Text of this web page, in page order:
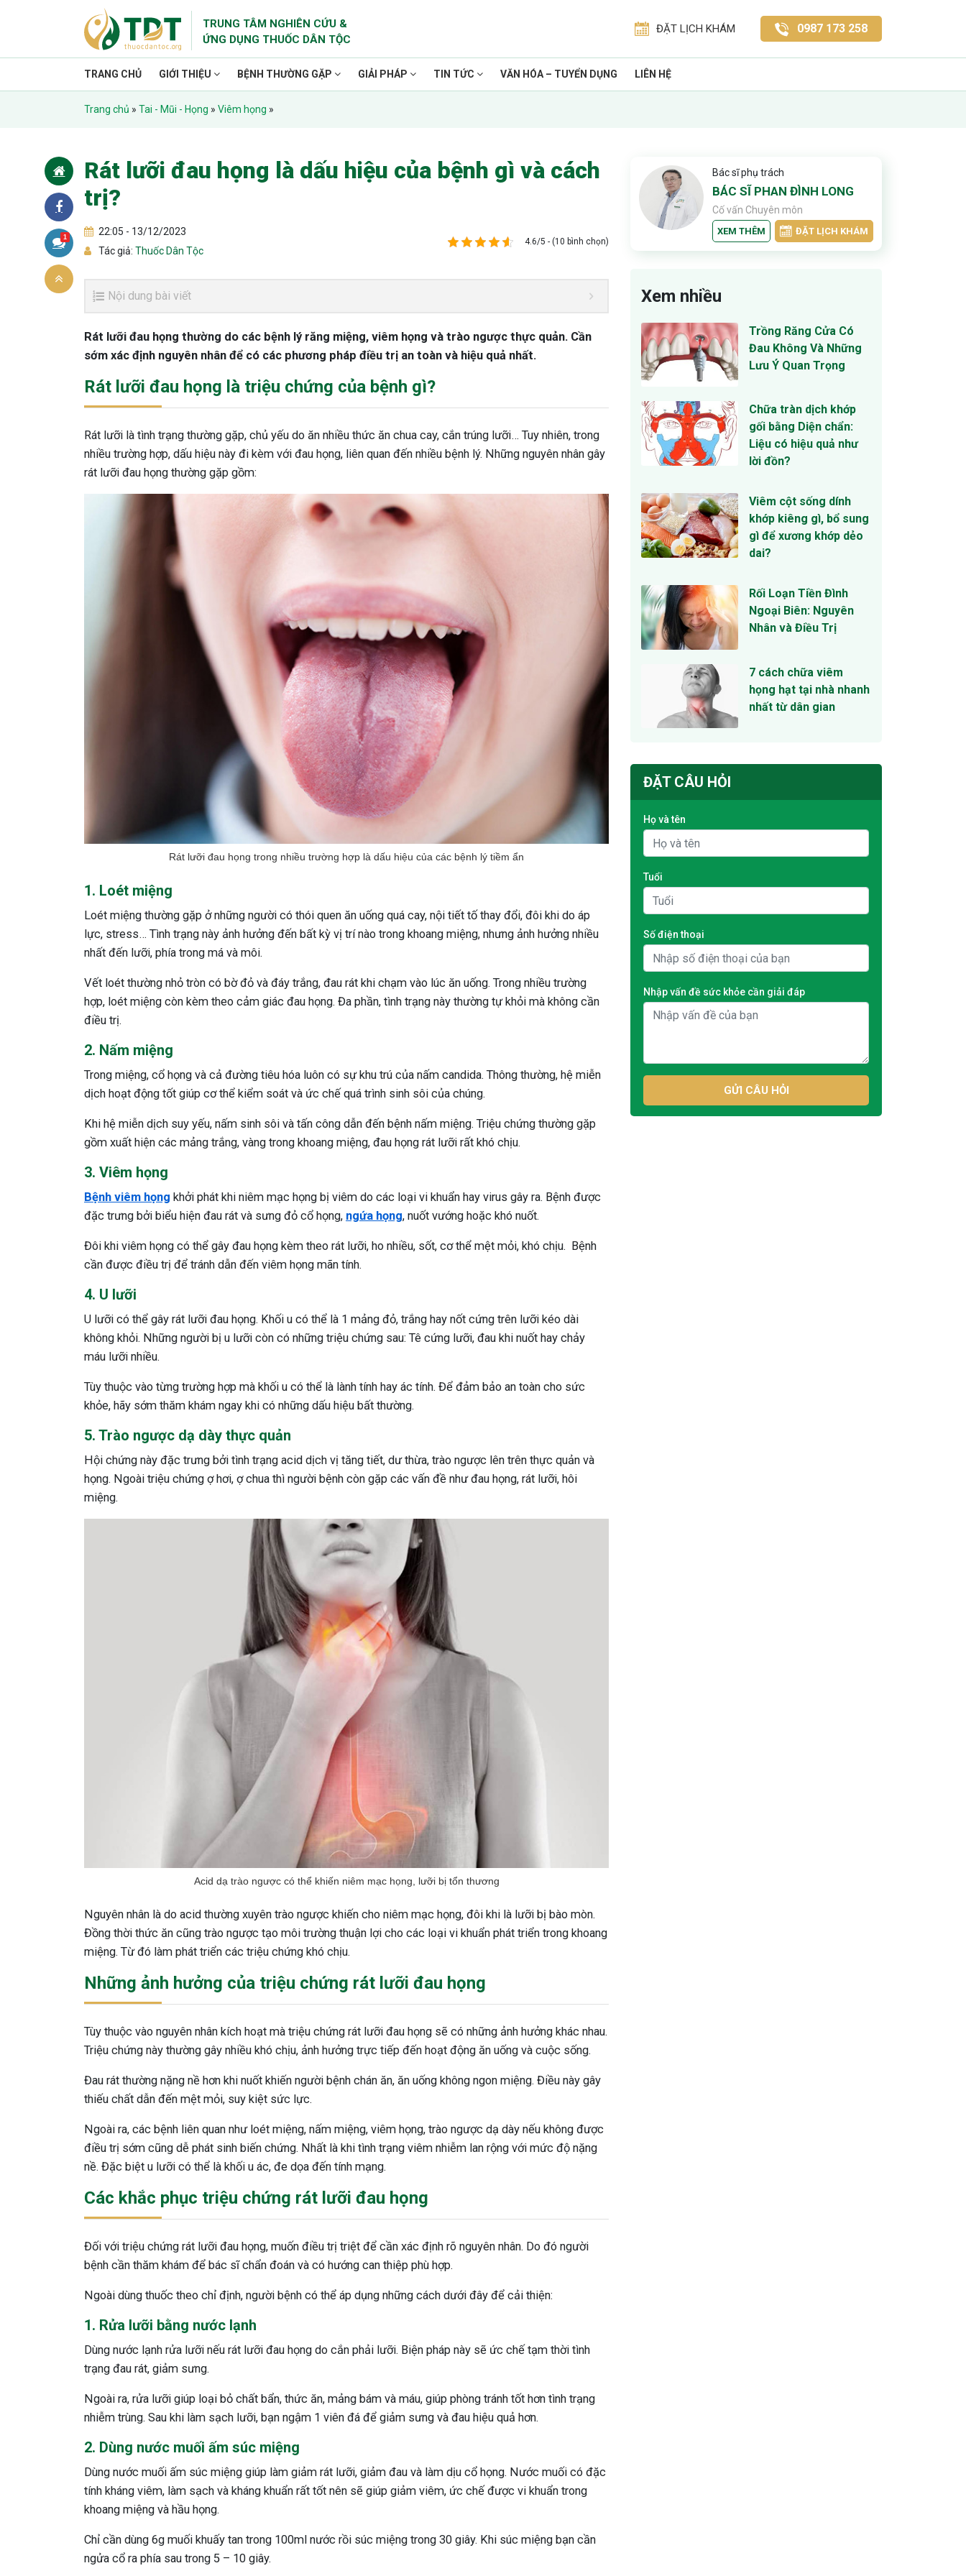
TRUNG TÂM NGHIÊN CỨU &
ỨNG DỤNG THUỐC DÂN TỘC
ĐẶT LỊCH KHÁM 0987 173 258
TRANG CHỦ GIỚI THIỆU BỆNH THƯỜNG GẶP GIẢI PHÁP TIN TỨC VĂN HÓA – TUYỂN DỤNG LIÊN HỆ
Trang chủ » Tai - Mũi - Họng » Viêm họng »
Rát lưỡi đau họng là dấu hiệu của bệnh gì và cách
trị?
22:05 - 13/12/2023
Tác giả: Thuốc Dân Tộc
4.6/5 - (10 bình chọn)
1
Nội dung bài viết
Rát lưỡi đau họng thường do các bệnh lý răng miệng, viêm họng và trào ngược thực quản. Cần
sớm xác định nguyên nhân để có các phương pháp điều trị an toàn và hiệu quả nhất.
Rát lưỡi đau họng là triệu chứng của bệnh gì?
Rát lưỡi là tình trạng thường gặp, chủ yếu do ăn nhiều thức ăn chua cay, cắn trúng lưỡi… Tuy nhiên, trong
nhiều trường hợp, dấu hiệu này đi kèm với đau họng, liên quan đến nhiều bệnh lý. Những nguyên nhân gây
rát lưỡi đau họng thường gặp gồm:
Rát lưỡi đau họng trong nhiều trường hợp là dấu hiệu của các bệnh lý tiềm ẩn
1. Loét miệng
Loét miệng thường gặp ở những người có thói quen ăn uống quá cay, nội tiết tố thay đổi, đôi khi do áp
lực, stress… Tình trạng này ảnh hưởng đến bất kỳ vị trí nào trong khoang miệng, nhưng ảnh hưởng nhiều
nhất đến lưỡi, phía trong má và môi.
Vết loét thường nhỏ tròn có bờ đỏ và đáy trắng, đau rát khi chạm vào lúc ăn uống. Trong nhiều trường
hợp, loét miệng còn kèm theo cảm giác đau họng. Đa phần, tình trạng này thường tự khỏi mà không cần
điều trị.
2. Nấm miệng
Trong miệng, cổ họng và cả đường tiêu hóa luôn có sự khu trú của nấm candida. Thông thường, hệ miễn
dịch hoạt động tốt giúp cơ thể kiểm soát và ức chế quá trình sinh sôi của chúng.
Khi hệ miễn dịch suy yếu, nấm sinh sôi và tấn công dẫn đến bệnh nấm miệng. Triệu chứng thường gặp
gồm xuất hiện các mảng trắng, vàng trong khoang miệng, đau họng rát lưỡi rất khó chịu.
3. Viêm họng
Bệnh viêm họng khởi phát khi niêm mạc họng bị viêm do các loại vi khuẩn hay virus gây ra. Bệnh được
đặc trưng bởi biểu hiện đau rát và sưng đỏ cổ họng, ngứa họng, nuốt vướng hoặc khó nuốt.
Đôi khi viêm họng có thể gây đau họng kèm theo rát lưỡi, ho nhiều, sốt, cơ thể mệt mỏi, khó chịu. Bệnh
cần được điều trị để tránh dẫn đến viêm họng mãn tính.
4. U lưỡi
U lưỡi có thể gây rát lưỡi đau họng. Khối u có thể là 1 mảng đỏ, trắng hay nốt cứng trên lưỡi kéo dài
không khỏi. Những người bị u lưỡi còn có những triệu chứng sau: Tê cứng lưỡi, đau khi nuốt hay chảy
máu lưỡi nhiều.
Tùy thuộc vào từng trường hợp mà khối u có thể là lành tính hay ác tính. Để đảm bảo an toàn cho sức
khỏe, hãy sớm thăm khám ngay khi có những dấu hiệu bất thường.
5. Trào ngược dạ dày thực quản
Hội chứng này đặc trưng bởi tình trạng acid dịch vị tăng tiết, dư thừa, trào ngược lên trên thực quản và
họng. Ngoài triệu chứng ợ hơi, ợ chua thì người bệnh còn gặp các vấn đề như đau họng, rát lưỡi, hôi
miệng.
Acid dạ trào ngược có thể khiến niêm mạc họng, lưỡi bị tổn thương
Nguyên nhân là do acid thường xuyên trào ngược khiến cho niêm mạc họng, đôi khi là lưỡi bị bào mòn.
Đồng thời thức ăn cũng trào ngược tạo môi trường thuận lợi cho các loại vi khuẩn phát triển trong khoang
miệng. Từ đó làm phát triển các triệu chứng khó chịu.
Những ảnh hưởng của triệu chứng rát lưỡi đau họng
Tùy thuộc vào nguyên nhân kích hoạt mà triệu chứng rát lưỡi đau họng sẽ có những ảnh hưởng khác nhau.
Triệu chứng này thường gây nhiều khó chịu, ảnh hưởng trực tiếp đến hoạt động ăn uống và cuộc sống.
Đau rát thường nặng nề hơn khi nuốt khiến người bệnh chán ăn, ăn uống không ngon miệng. Điều này gây
thiếu chất dẫn đến mệt mỏi, suy kiệt sức lực.
Ngoài ra, các bệnh liên quan như loét miệng, nấm miệng, viêm họng, trào ngược dạ dày nếu không được
điều trị sớm cũng dễ phát sinh biến chứng. Nhất là khi tình trạng viêm nhiễm lan rộng với mức độ nặng
nề. Đặc biệt u lưỡi có thể là khối u ác, đe dọa đến tính mạng.
Các khắc phục triệu chứng rát lưỡi đau họng
Đối với triệu chứng rát lưỡi đau họng, muốn điều trị triệt để cần xác định rõ nguyên nhân. Do đó người
bệnh cần thăm khám để bác sĩ chẩn đoán và có hướng can thiệp phù hợp.
Ngoài dùng thuốc theo chỉ định, người bệnh có thể áp dụng những cách dưới đây để cải thiện:
1. Rửa lưỡi bằng nước lạnh
Dùng nước lạnh rửa lưỡi nếu rát lưỡi đau họng do cắn phải lưỡi. Biện pháp này sẽ ức chế tạm thời tình
trạng đau rát, giảm sưng.
Ngoài ra, rửa lưỡi giúp loại bỏ chất bẩn, thức ăn, mảng bám và máu, giúp phòng tránh tốt hơn tình trạng
nhiễm trùng. Sau khi làm sạch lưỡi, bạn ngậm 1 viên đá để giảm sưng và đau hiệu quả hơn.
2. Dùng nước muối ấm súc miệng
Dùng nước muối ấm súc miệng giúp làm giảm rát lưỡi, giảm đau và làm dịu cổ họng. Nước muối có đặc
tính kháng viêm, làm sạch và kháng khuẩn rất tốt nên sẽ giúp giảm viêm, ức chế được vi khuẩn trong
khoang miệng và hầu họng.
Chỉ cần dùng 6g muối khuấy tan trong 100ml nước rồi súc miệng trong 30 giây. Khi súc miệng bạn cần
ngửa cổ ra phía sau trong 5 – 10 giây.
Bác sĩ phụ trách
BÁC SĨ PHAN ĐÌNH LONG
Cố vấn Chuyên môn
XEM THÊM ĐẶT LỊCH KHÁM
Xem nhiều
Trồng Răng Cửa Có
Đau Không Và Những
Lưu Ý Quan Trọng
Chữa tràn dịch khớp
gối bằng Diện chẩn:
Liệu có hiệu quả như
lời đồn?
Viêm cột sống dính
khớp kiêng gì, bổ sung
gì để xương khớp dẻo
dai?
Rối Loạn Tiền Đình
Ngoại Biên: Nguyên
Nhân và Điều Trị
7 cách chữa viêm
họng hạt tại nhà nhanh
nhất từ dân gian
ĐẶT CÂU HỎI
Họ và tên
Tuổi
Số điện thoại
Nhập vấn đề sức khỏe cần giải đáp
GỬI CÂU HỎI